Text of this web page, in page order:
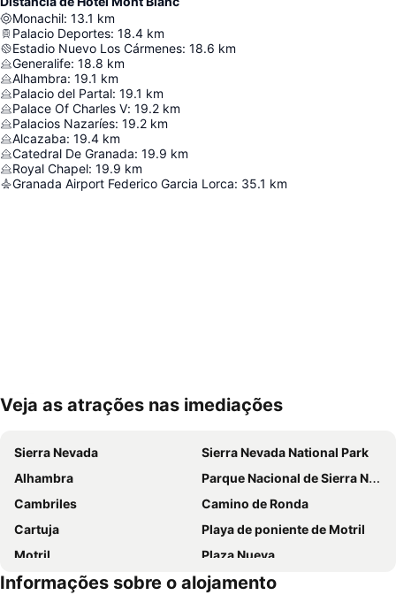
Monachil: 13.1 km
Palacio Deportes: 18.4 km
Estadio Nuevo Los Cármenes: 18.6 km
Generalife: 18.8 km
Alhambra: 19.1 km
Palacio del Partal: 19.1 km
Palace Of Charles V: 19.2 km
Palacios Nazaríes: 19.2 km
Alcazaba: 19.4 km
Catedral De Granada: 19.9 km
Royal Chapel: 19.9 km
Granada Airport Federico Garcia Lorca: 35.1 km
Ampliar mapa
Veja as atrações nas imediações
Sierra Nevada
Sierra Nevada National Park
Alhambra
Parque Nacional de Sierra Nevada
Cambriles
Camino de Ronda
Cartuja
Playa de poniente de Motril
Motril
Plaza Nueva
Albaicín
Plaza Bib-rambla
Informações sobre o alojamento